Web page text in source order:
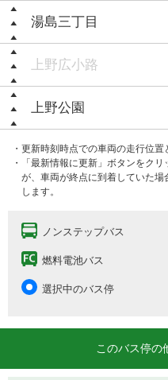
湯島三丁目
上野広小路
上野公園
・更新時刻時点での車両の走行位置
・「最新情報に更新」ボタンをク
が、車両が終点に到着していた
します。
ノンステップバス
燃料電池バス
選択中のバス停
このバス停の